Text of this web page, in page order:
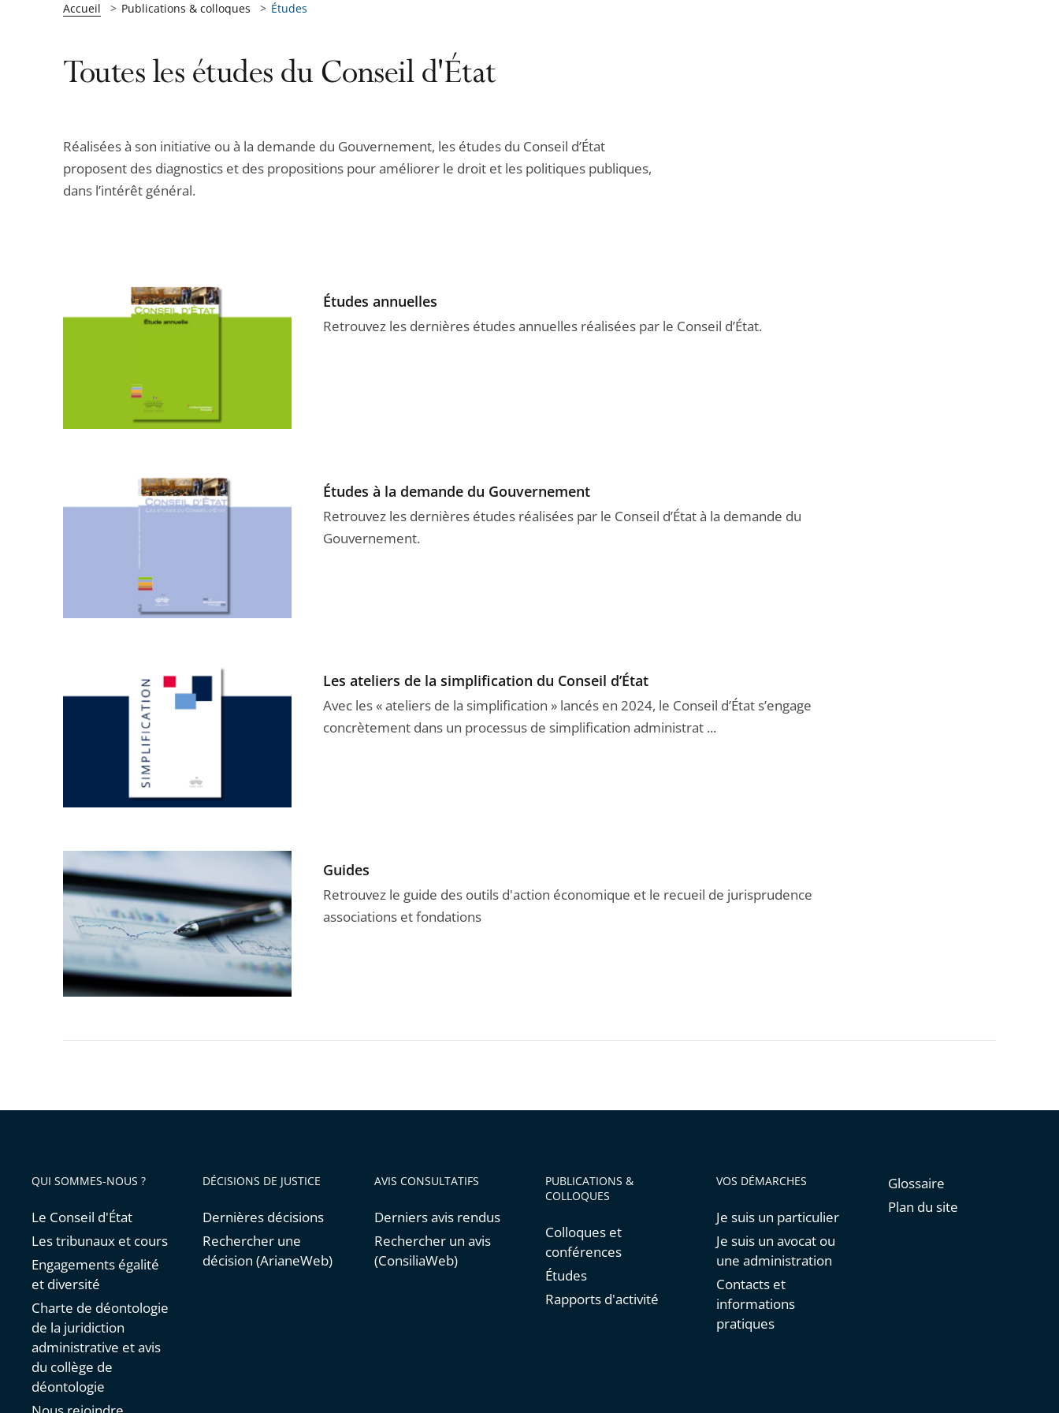
Accueil Publications & colloques Études
Toutes les études du Conseil d'État
Réalisées à son initiative ou à la demande du Gouvernement, les études du Conseil d’État
proposent des diagnostics et des propositions pour améliorer le droit et les politiques publiques,
dans l’intérêt général.
Études annuelles
Retrouvez les dernières études annuelles réalisées par le Conseil d’État.
Études à la demande du Gouvernement
Retrouvez les dernières études réalisées par le Conseil d’État à la demande du
Gouvernement.
Les ateliers de la simplification du Conseil d’État
Avec les « ateliers de la simplification » lancés en 2024, le Conseil d’État s’engage
concrètement dans un processus de simplification administrat ...
Guides
Retrouvez le guide des outils d'action économique et le recueil de jurisprudence
associations et fondations
QUI SOMMES-NOUS ?
Le Conseil d'État
Les tribunaux et cours
Engagements égalité
et diversité
Charte de déontologie
de la juridiction
administrative et avis
du collège de
déontologie
DÉCISIONS DE JUSTICE
Dernières décisions
Rechercher une
décision (ArianeWeb)
AVIS CONSULTATIFS
Derniers avis rendus
Rechercher un avis
(ConsiliaWeb)
PUBLICATIONS &
COLLOQUES
Colloques et
conférences
Études
Rapports d'activité
VOS DÉMARCHES
Je suis un particulier
Je suis un avocat ou
une administration
Contacts et
informations
pratiques
Glossaire
Plan du site